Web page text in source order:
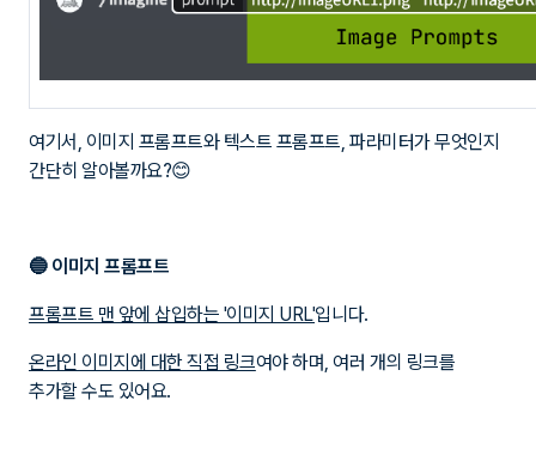
여기서, 이미지 프롬프트와 텍스트 프롬프트, 파라미터가 무엇인지
간단히 알아볼까요?😊
🔵 이미지 프롬프트
프롬프트 맨 앞에 삽입하는 '이미지 URL'입니다.
온라인 이미지에 대한 직접 링크여야 하며, 여러 개의 링크를
추가할 수도 있어요.